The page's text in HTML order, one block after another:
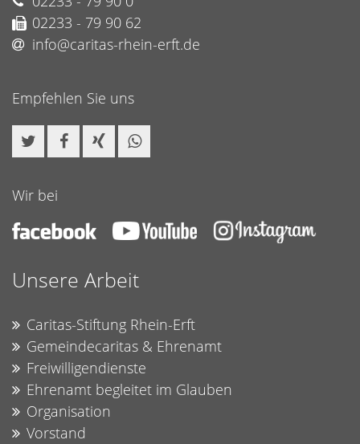
02233 - 79 90 62
info@caritas-rhein-erft.de
Empfehlen Sie uns
Wir bei
Unsere Arbeit
Caritas-Stiftung Rhein-Erft
Gemeindecaritas & Ehrenamt
Freiwilligendienste
Ehrenamt begleitet im Glauben
Organisation
Vorstand